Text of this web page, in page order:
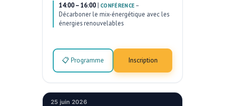
14:00 – 16:00 | CONFÉRENCE –
Décarboner le mix-énergétique avec les
énergies renouvelables
📋 Programme Inscription
25 juin 2026